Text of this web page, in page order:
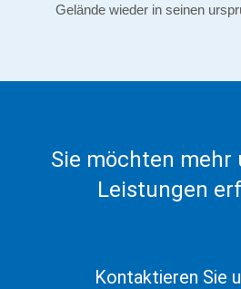
Gelände wieder in seinen
Sie möchten mehr
Leistungen
Kontaktieren Sie